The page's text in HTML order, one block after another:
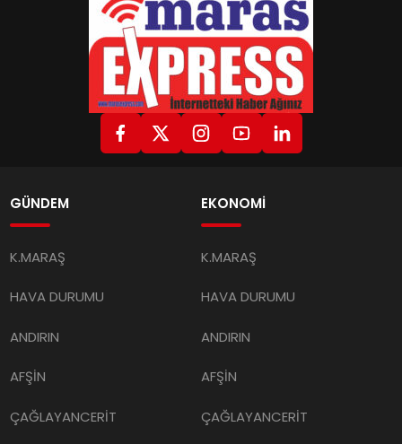
GÜNDEM
K.MARAŞ
HAVA DURUMU
ANDIRIN
AFŞİN
ÇAĞLAYANCERİT
EKONOMİ
K.MARAŞ
HAVA DURUMU
ANDIRIN
AFŞİN
ÇAĞLAYANCERİT